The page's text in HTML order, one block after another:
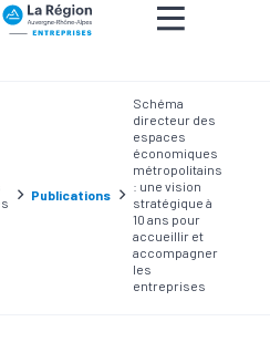
Publications
Schéma
directeur des
espaces
économiques
métropolitains
: une vision
stratégique à
10 ans pour
accueillir et
accompagner
les
entreprises